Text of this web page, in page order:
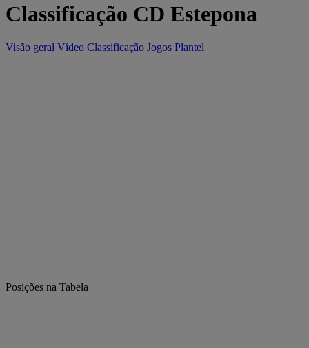
Classificação CD Estepona
Visão geral Vídeo Classificação Jogos Plantel
Posições na Tabela